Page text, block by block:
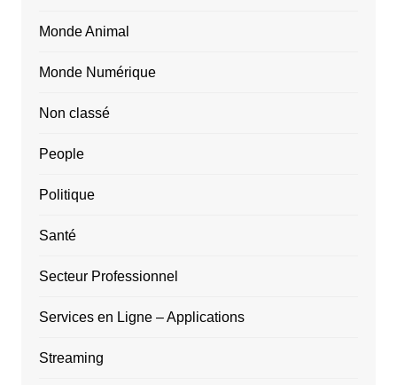
Monde Animal
Monde Numérique
Non classé
People
Politique
Santé
Secteur Professionnel
Services en Ligne – Applications
Streaming